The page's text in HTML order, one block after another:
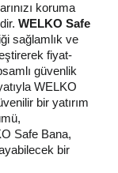
koruma
WELKO Safe
sağlamlık ve
fiyat-
güvenlik
WELKO
bir yatırım
Safe Bana,
bir